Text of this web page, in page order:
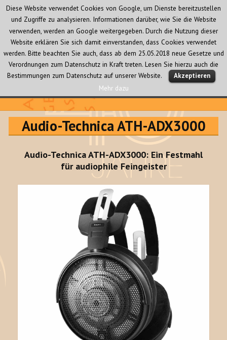
Audio Creativ
MENÜ
UND
Audio-Technica ATH-ADX3000
Audio-Technica ATH-ADX3000: Ein Festmahl
für audiophile Feingeister
Diese Website verwendet Cookies von Google, um Dienste bereitzustellen
und Zugriffe zu analysieren. Informationen darüber, wie Sie die Website
verwenden, werden an Google weitergegeben. Durch die Nutzung dieser
Website erklären Sie sich damit einverstanden, dass Cookies verwendet
werden. Bitte beachten Sie auch, dass ab dem 25.05.2018 neue Gesetze und
Verordnungen zum Datenschutz in Kraft treten. Lesen Sie hierzu auch die
Bestimmungen zum Datenschutz auf unserer Website.
Akzeptieren
Mehr dazu